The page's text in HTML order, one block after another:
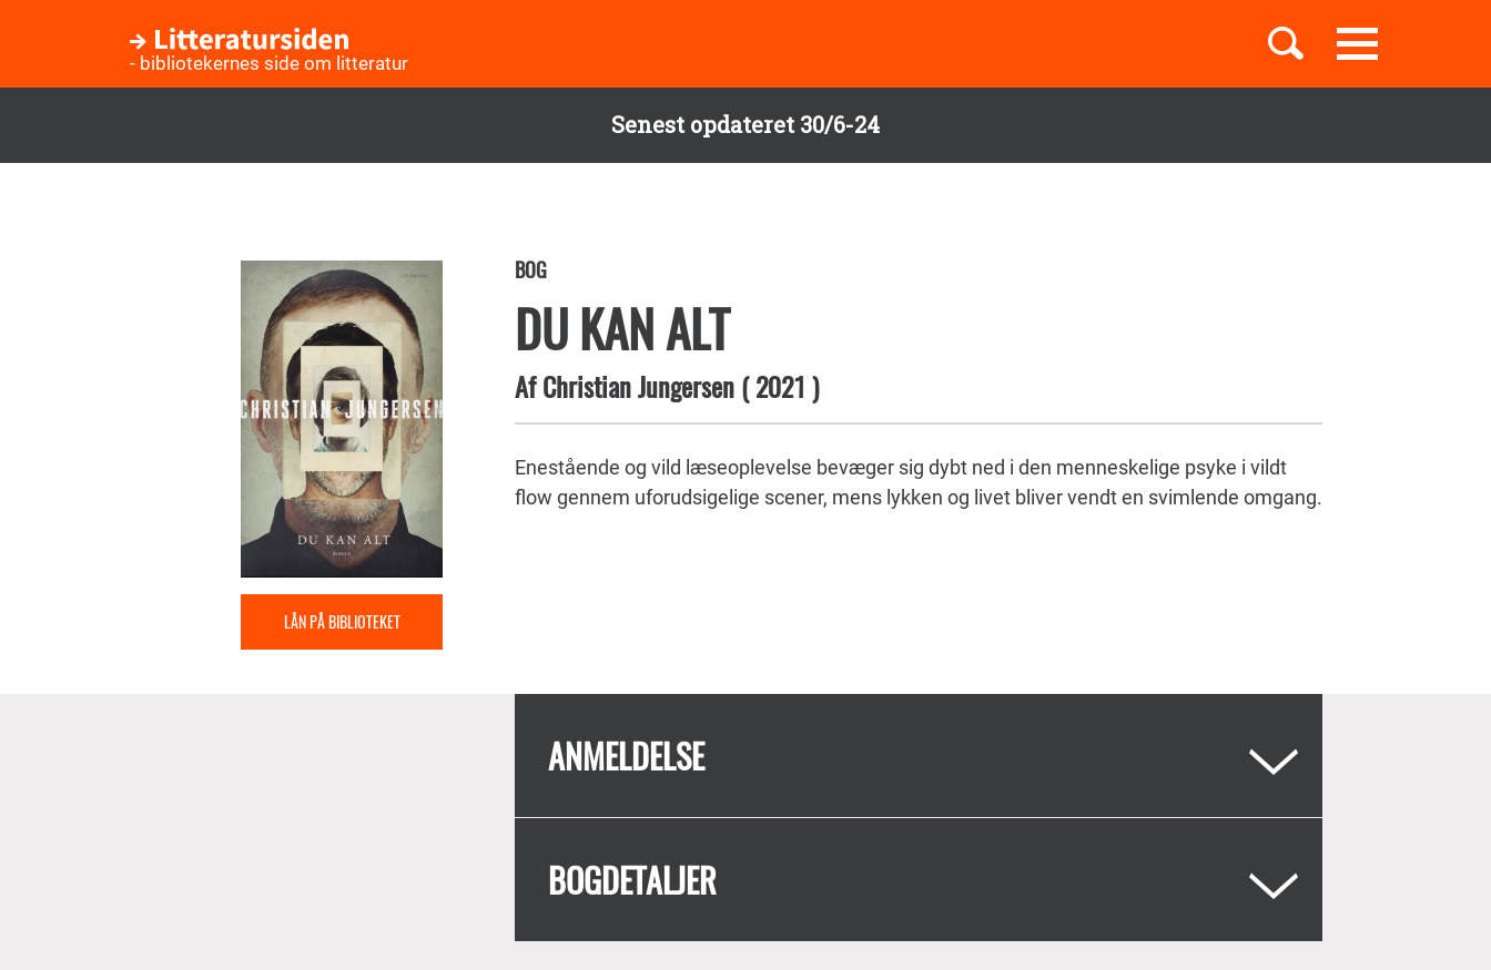
Senest opdateret 30/6-24
Toggle
navigation
- bibliotekernes side om litteratur
Børnebøger
Temaer
LÅN PÅ BIBLIOTEKET
BOG
DU KAN ALT
AfChristian Jungersen(2021 )
Enestående og vild læseoplevelse bevæger sig dybt ned i den menneskelige psyke i vildt
flow gennem uforudsigelige scener, mens lykken og livet bliver vendt en svimlende omgang.
ANMELDELSE
BOGDETALJER